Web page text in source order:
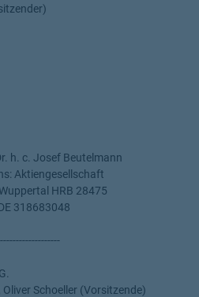
h. c. Josef Beutelmann
Aktiengesellschaft
HRB 28475
318683048
Schoeller (Vorsitzende)